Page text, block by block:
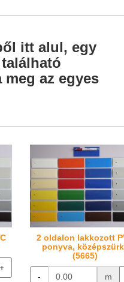
itt alul, egy
az egyes
+
2 oldalon lakkozott
ponyva,
(5665)
- m